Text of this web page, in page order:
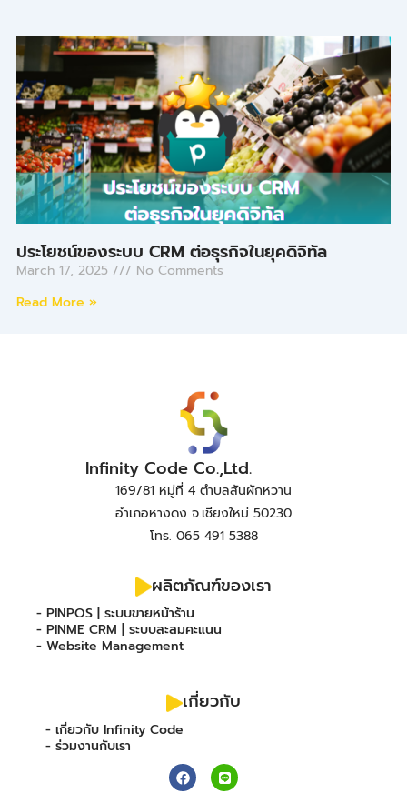
ประโยชน์ของระบบ CRM ต่อธุรกิจในยุคดิจิทัล
March 17, 2025
No Comments
Read More »
Infinity Code Co.,Ltd.
169/81 หมู่ที่ 4 ตำบลสันผักหวาน
อำเภอหางดง จ.เชียงใหม่ 50230
โทร. 065 491 5388
ผลิตภัณฑ์ของเรา
- PINPOS | ระบบขายหน้าร้าน
- PINME CRM | ระบบสะสมคะแนน
- Website Management
เกี่ยวกับ
- เกี่ยวกับ Infinity Code
- ร่วมงานกับเรา
F
a
L
i